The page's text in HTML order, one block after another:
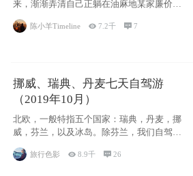
来，渐渐弄清自己正躺在油麻地某家廉价宾
馆
陈小羊Timeline 7.2千 7
挪威、瑞典、丹麦七天自驾游
（2019年10月）
北欧，一般特指五个国家：瑞典，丹麦，挪
威，芬兰，以及冰岛。除芬兰，我们自驾游
旅行色影 8.9千 26